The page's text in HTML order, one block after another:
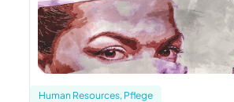
Human Resources, Pflege